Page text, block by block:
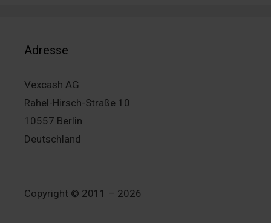
Adresse
Vexcash AG
Rahel-Hirsch-Straße 10
10557 Berlin
Deutschland
Copyright © 2011 – 2026